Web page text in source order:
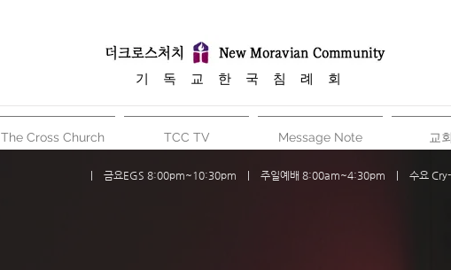
​기 독 교 한 국 침 례 회
The Cross Church TCC TV Message Note 교
| 금요EGS 8:00pm~10:30pm | 주일예배 8:00am~4:30pm | 수요